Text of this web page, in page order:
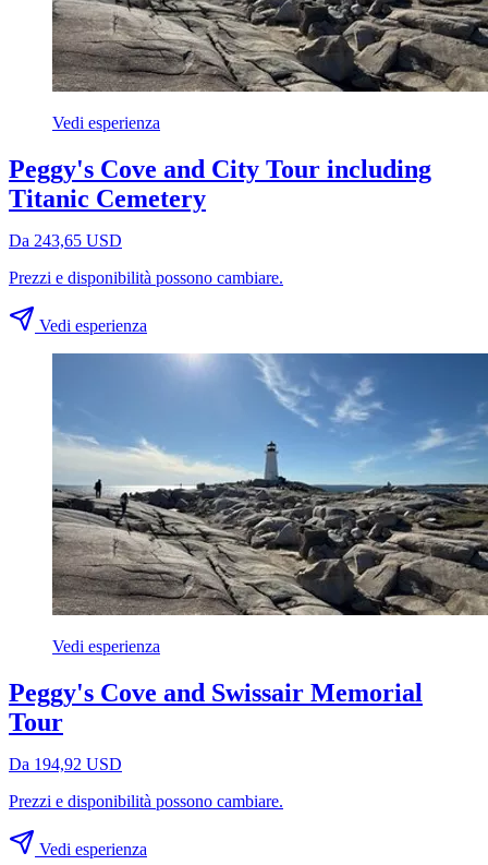
Vedi esperienza
Peggy's Cove and City Tour including
Titanic Cemetery
Da 243,65 USD
Prezzi e disponibilità possono cambiare.
Vedi esperienza
Vedi esperienza
Peggy's Cove and Swissair Memorial
Tour
Da 194,92 USD
Prezzi e disponibilità possono cambiare.
Vedi esperienza